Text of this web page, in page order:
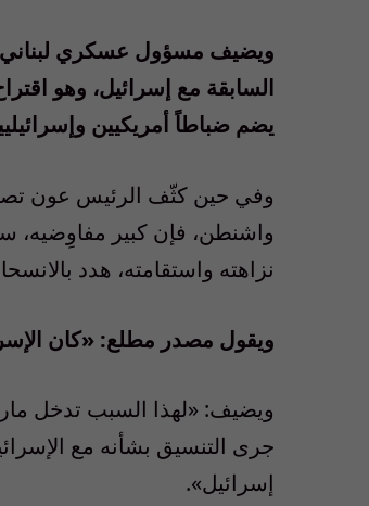
ويضيف مسؤول عسكري لبناني
السابقة مع إسرائيل، وهو
يضم ضباطاً أمريكيين
وفي حين كثّف الرئيس عون
واشنطن، فإن كبير مفاوِضيه،
نزاهته واستقامته، هدد
ويقول مصدر مطلع: «كان
ويضيف: «لهذا السبب تدخل
جرى التنسيق بشأنه مع
إسرائيل».